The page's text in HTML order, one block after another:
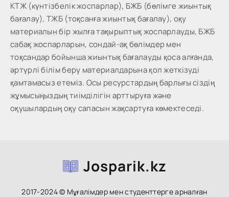
КТЖ (күнтізбелік жоспарлар), БЖБ (бөлімге жиынтық
бағалау), ТЖБ (тоқсанға жиынтық бағалау), оқу
материалын бір жылға тақырыптық жоспарлауды, БЖБ
сабақ жоспарларын, сондай-ақ бөлімдер мен
тоқсандар бойынша жиынтық бағалауды қоса алғанда,
әртүрлі білім беру материалдарына қол жеткізуді
қамтамасыз етеміз. Осы ресурстардың барлығы сіздің
жұмысыңыздың тиімділігін арттыруға және
оқушылардың оқу сапасын жақсартуға көмектеседі.
Josparik.kz
2017-2024 © Мұғалімдер мен студенттерге арналған